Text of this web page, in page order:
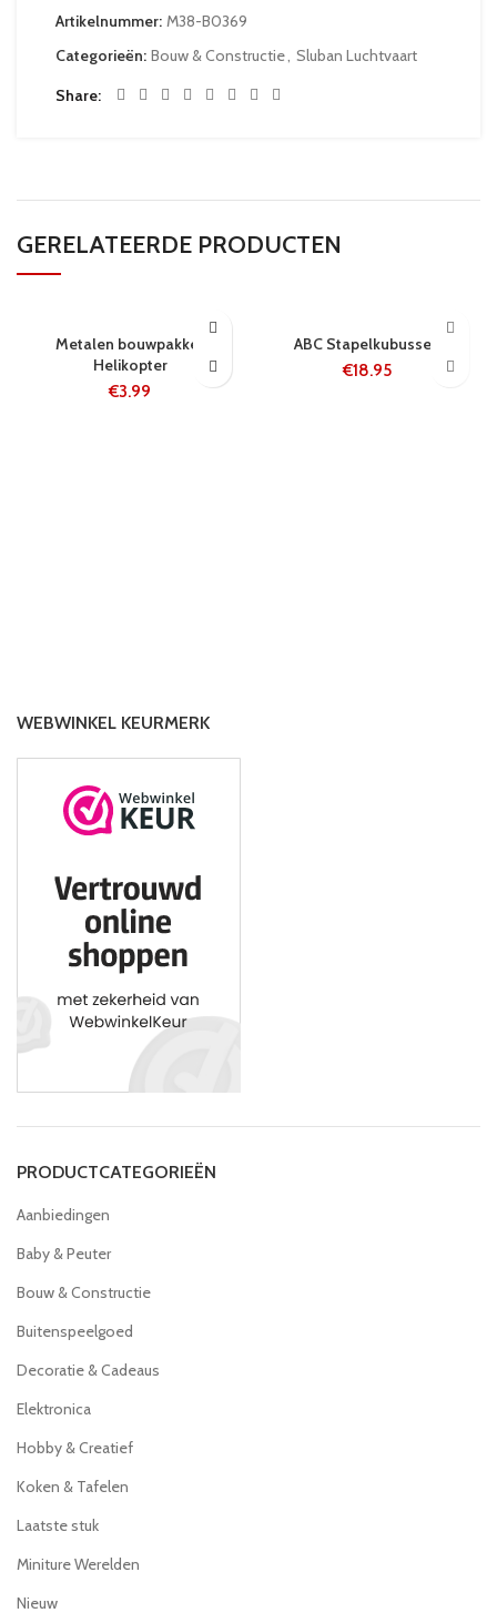
Artikelnummer: M38-B0369
Categorieën: Bouw & Constructie Sluban Luchtvaart
Share
GERELATEERDE PRODUCTEN
Metalen bouwpakket
Helikopter
€3.99
ABC Stapelkubussen
€18.95
WEBWINKEL KEURMERK
PRODUCTCATEGORIEËN
Aanbiedingen
Baby & Peuter
Bouw & Constructie
Buitenspeelgoed
Decoratie & Cadeaus
Elektronica
Hobby & Creatief
Koken & Tafelen
Laatste stuk
Miniture Werelden
Nieuw